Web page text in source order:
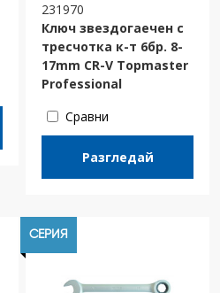
231970
Ключ звeздогаечен с
тресчотка к-т 6бр. 8-
17mm CR-V Topmaster
Professional
Сравни
Разгледай
СЕРИЯ